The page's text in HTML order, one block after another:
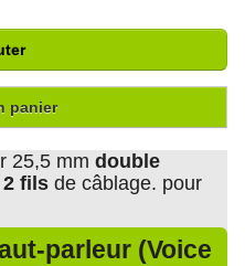
panier
25,5 mm double
2 fils de câblage. pour
parleur (Voice